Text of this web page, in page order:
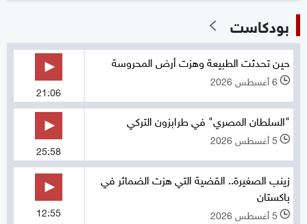
بودكاست
حين تحدثت الطبيعة وهزت أرض المحروسة
l 6 أغسطس 2026
21:06
"السلطان المصري" في طرابزون التركي
l 5 أغسطس 2026
25:58
زينب الصغيرة.. القضية التي هزت الضمائر في
باكستان
l 5 أغسطس 2026 12:55